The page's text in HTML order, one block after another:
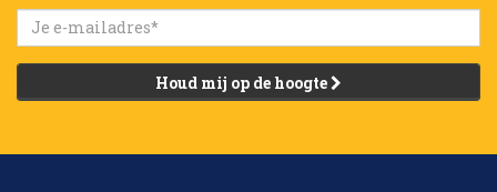
Houd mij op de hoogte